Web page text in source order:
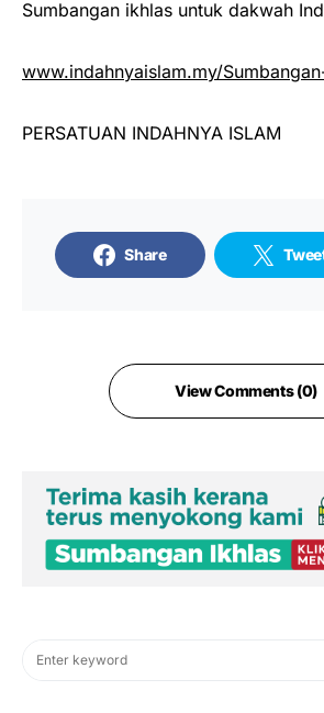
Sumbangan ikhlas untuk dakwah
www.indahnyaislam.my/
PERSATUAN INDAHNYA ISLAM
Share
View Comments (0)